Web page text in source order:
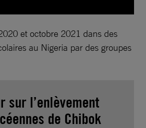
et octobre 2021 dans des
au Nigeria par des groupes
sur l’enlèvement
de Chibok